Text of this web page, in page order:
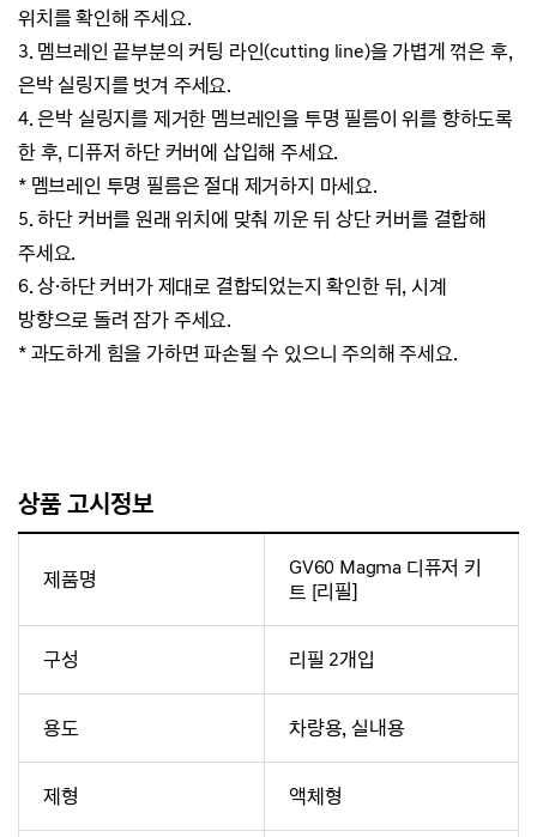
위치를 확인해 주세요.
3. 멤브레인 끝부분의 커팅 라인(cutting line)을 가볍게 꺾은 후,
은박 실링지를 벗겨 주세요.
4. 은박 실링지를 제거한 멤브레인을 투명 필름이 위를 향하도록
한 후, 디퓨저 하단 커버에 삽입해 주세요.
* 멤브레인 투명 필름은 절대 제거하지 마세요.
5. 하단 커버를 원래 위치에 맞춰 끼운 뒤 상단 커버를 결합해
주세요.
6. 상·하단 커버가 제대로 결합되었는지 확인한 뒤, 시계
방향으로 돌려 잠가 주세요.
* 과도하게 힘을 가하면 파손될 수 있으니 주의해 주세요.
상품 고시정보
제품명
GV60 Magma 디퓨저 키
트 [리필]
구성 리필 2개입
용도 차량용, 실내용
제형 액체형